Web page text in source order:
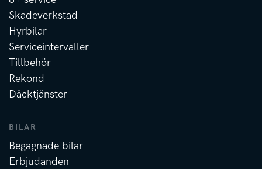
Skadeverkstad
Hyrbilar
Serviceintervaller
Tillbehör
Rekond
Däcktjänster
BILAR
Begagnade bilar
Erbjudanden